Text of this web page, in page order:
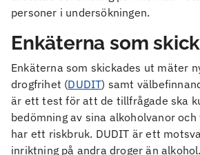
personer i undersökningen.
Enkäterna som
Enkäterna som skickades ut mäter
drogfrihet (DUDIT) samt
är ett test för att de tillfrågade ska
bedömning av sina alkoholvanor
har ett riskbruk. DUDIT är ett
inriktning på andra droger än alkohol.